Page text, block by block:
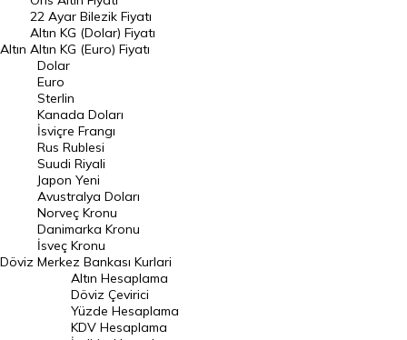
Dolar Kuru
Euro Kuru
Pound Kuru
Frank Kuru
Riyal Kuru
Avustralya Doları
Danimarka Kronu Kuru
Kanada Doları Kuru
Norveç Kronu Kuru
İsveç Kronu Kuru
Japon Yeni Kuru
Altın
22 Ayar Bilezik Fiyatı
Altın KG (Dolar) Fiyatı
Altın KG (Euro) Fiyatı
Döviz
Dolar
Euro
Sterlin
Kanada Doları
İsviçre Frangı
Rus Rublesi
Suudi Riyali
Japon Yeni
Avustralya Doları
Norveç Kronu
Danimarka Kronu
İsveç Kronu
Merkez Bankası Kurlari
Altın Hesaplama
Döviz Çevirici
Yüzde Hesaplama
KDV Hesaplama